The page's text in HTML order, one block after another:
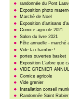
randonnée du Pont
Exposition photo
Marché de Noël
Exposition d’artisans
Comice agricole 2021
Salon du livre 2021
Fête annuelle - marché
Vide ta chambre !
portes ouvertes basket
Exposition L’arbre que
VIDE GRENIER
Comice agricole
Vide grenier
Installation conseil
Randonnée Saint Rabier